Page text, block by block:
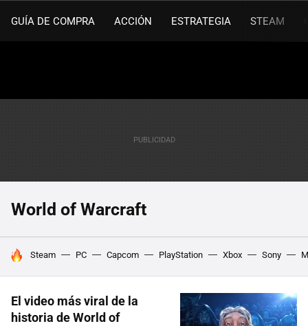
GUÍA DE COMPRA ACCIÓN ESTRATEGIA STEAM
World of Warcraft
HOY SE HABLA DE
Steam PC Capcom PlayStation Xbox Sony
El video más viral de la
historia de World of